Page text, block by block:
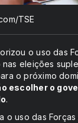
TSE
o uso das
eleições
o próximo
escolher o
.
o uso das Forças